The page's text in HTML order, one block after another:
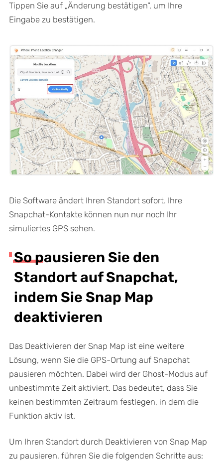
Tippen Sie auf „Änderung bestätigen“, um Ihre
Eingabe zu bestätigen.
Die Software ändert Ihren Standort sofort. Ihre
Snapchat-Kontakte können nun nur noch Ihr
simuliertes GPS sehen.
So pausieren Sie den
Standort auf Snapchat,
indem Sie Snap Map
deaktivieren
Das Deaktivieren der Snap Map ist eine weitere
Lösung, wenn Sie die GPS-Ortung auf Snapchat
pausieren möchten. Dabei wird der Ghost-Modus auf
unbestimmte Zeit aktiviert. Das bedeutet, dass Sie
keinen bestimmten Zeitraum festlegen, in dem die
Funktion aktiv ist.
Um Ihren Standort durch Deaktivieren von Snap Map
zu pausieren, führen Sie die folgenden Schritte aus: